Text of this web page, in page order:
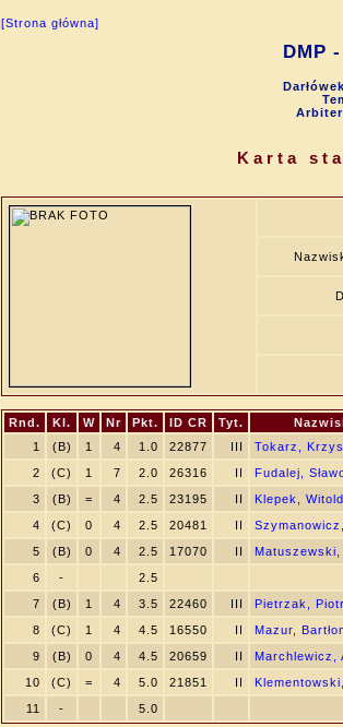
[Strona główna]
DMP
Karta
Rnd. Kl. W Nr Pkt. ID CR Tyt.
1
(B) 1 4 1.0 22877 III
Tokarz,
2
(C) 1 7 2.0 26316 II
Fudalej,
3
(B) = 4 2.5 23195 II
Klepek, Witold
4
(C) 0 4 2.5 20481 II
5
(B) 0 4 2.5 17070 II
6
-
2.5
7
(B) 1 4 3.5 22460 III
Pietrzak,
8
(C) 1 4 4.5 16550 II
Mazur,
9
(B) 0 4 4.5 20659 II
Marchlewicz,
10
(C) = 4 5.0 21851 II
11
- 5.0